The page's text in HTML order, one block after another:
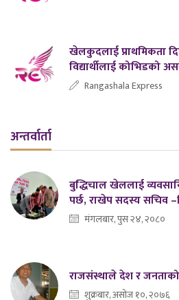
खेलकुदलाई प्राथमिकता
विद्यार्थीलाई कोभिडको
Rangashala Express
अन्तर्वार्ता
बुद्धिचाल खेललाई
पर्छ, राखेप सदस्य सचिव
मंगलबार, पुस २४, २०८०
राजसंस्थाले देश र
शुक्रबार, असोज १०, २०७६